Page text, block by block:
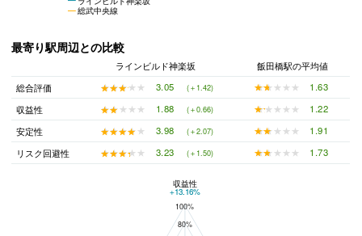
総武中央線
最寄り駅周辺との比較
ラインビルド神楽坂
飯田橋駅の平均値
総合評価
★★★★★
★★★★★ 3.05 (＋1.42) ★★★★★
★★★★★
1.63
収益性
★★★★★
★★★★★ 1.88 (＋0.66) ★★★★★
★★★★★
1.22
安定性
★★★★★
★★★★★ 3.98 (＋2.07) ★★★★★
★★★★★
1.91
リスク回避性
★★★★★
★★★★★ 3.23 (＋1.50) ★★★★★
★★★★★ 1.73
100%
80%
収益性
+13.16%